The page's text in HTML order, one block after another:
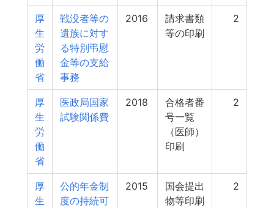
厚
生
労
働
省
戦没者等の
遺族に対す
る特別弔慰
金等の支給
事務
2016
請求書類
等の印刷
2
厚
生
労
働
省
医政局国家
試験関係費
2018
合格者番
号一覧
（医師）
印刷
2
厚
生
公的年金制
度の持続可
2015
国会提出
物等印刷
2